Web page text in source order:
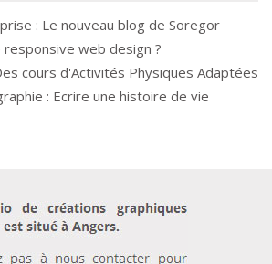
: Le nouveau blog de Soregor
responsive web design ?
cours d'Activités Physiques Adaptées
: Ecrire une histoire de vie